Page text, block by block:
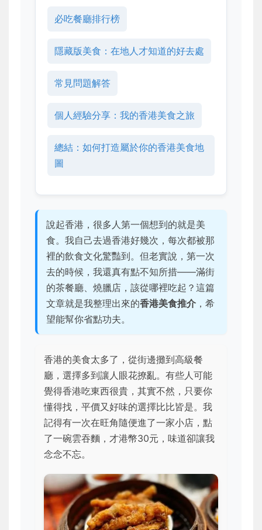
必吃餐廳排行榜
隱藏版美食：在地人才知道的好去處
常見問題解答
個人經驗分享：我的香港美食之旅
總結：如何打造屬於你的香港美食地
圖
說起香港，很多人第一個想到的就是美
食。我自己去過香港好幾次，每次都被那
裡的飲食文化驚豔到。但老實說，第一次
去的時候，我還真有點不知所措——滿街
的茶餐廳、燒臘店，該從哪裡吃起？這篇
文章就是我整理出來的香港美食推介 ，希
望能幫你省點功夫。
香港的美食太多了，從街邊攤到高級餐
廳，選擇多到讓人眼花撩亂。有些人可能
覺得香港吃東西很貴，其實不然，只要你
懂得找，平價又好味的選擇比比皆是。我
記得有一次在旺角隨便進了一家小店，點
了一碗雲吞麵，才港幣30元，味道卻讓我
念念不忘。